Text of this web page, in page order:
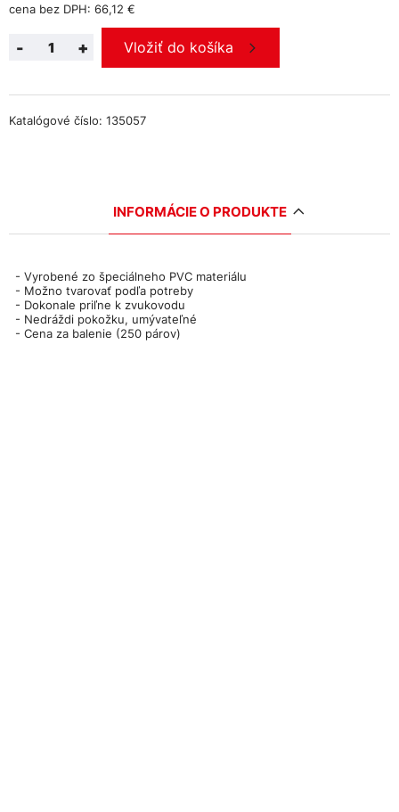
cena bez DPH: 66,12 €
+
- Vložiť do košíka
Katalógové číslo: 135057
INFORMÁCIE O PRODUKTE
- Vyrobené zo špeciálneho PVC materiálu
- Možno tvarovať podľa potreby
- Dokonale priľne k zvukovodu
- Nedráždi pokožku, umývateľné
- Cena za balenie (250 párov)